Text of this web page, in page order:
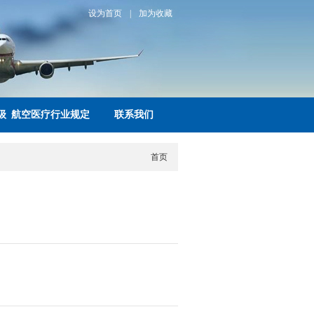
设为首页 加为收藏
航空医疗行业规定 联系我们
首页